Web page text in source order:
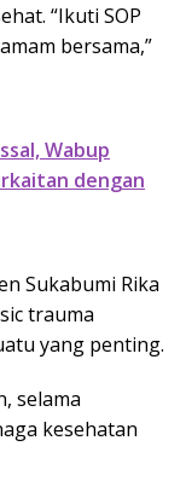
“Ikuti SOP
bersama,”
Wabup
dengan
Sukabumi Rika
trauma
yang penting.
selama
kesehatan